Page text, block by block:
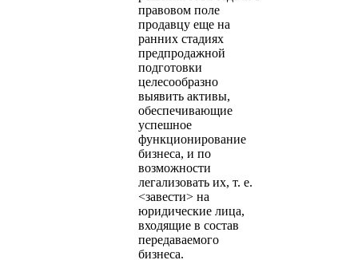
правовом поле
продавцу еще на
ранних стадиях
предпродажной
подготовки
целесообразно
выявить активы,
обеспечивающие
успешное
функционирование
бизнеса, и по
возможности
легализовать их, т. е.
<завести> на
юридические лица,
входящие в состав
передаваемого
бизнеса.